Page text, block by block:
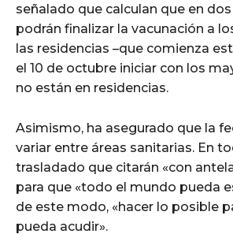
señalado que calculan que en
podrán finalizar la vacunación a
las residencias –que comienza
el 10 de octubre iniciar con los
no están en residencias.
Asimismo, ha asegurado que la
variar entre áreas sanitarias. En
trasladado que citarán «con
para que «todo el mundo pueda
de este modo, «hacer lo posible
pueda acudir».